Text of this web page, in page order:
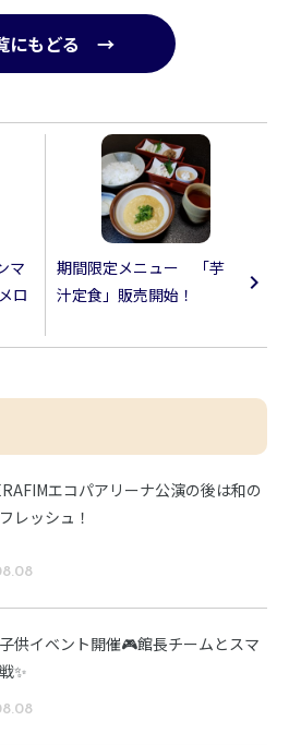
にもどる →
マ
ロ
期間限定メニュー 「芋
汁定食」販売開始！
エコパアリーナ公演の後は和の
レッシュ！
供イベント開催🎮館長チームとスマ
✨